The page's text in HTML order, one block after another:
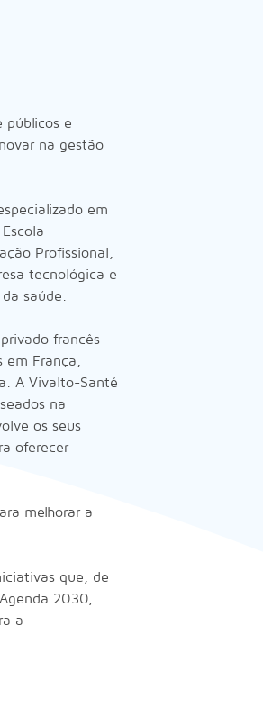
públicos e
na gestão
em
Profissional,
tecnológica e
saúde.
francês
em França,
A Vivalto-Santé
na
os seus
oferecer
melhorar a
que, de
2030,
a